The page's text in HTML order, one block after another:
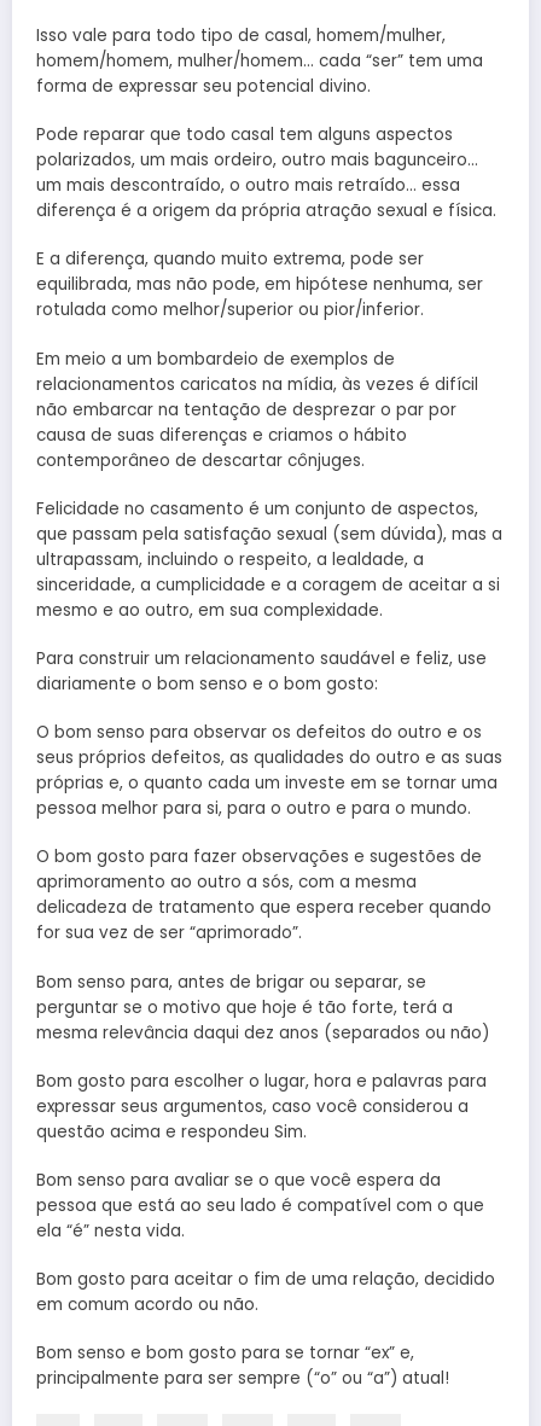
Isso vale para todo tipo de casal, homem/mulher,
homem/homem, mulher/homem… cada “ser” tem uma
forma de expressar seu potencial divino.
Pode reparar que todo casal tem alguns aspectos
polarizados, um mais ordeiro, outro mais bagunceiro…
um mais descontraído, o outro mais retraído… essa
diferença é a origem da própria atração sexual e física.
E a diferença, quando muito extrema, pode ser
equilibrada, mas não pode, em hipótese nenhuma, ser
rotulada como melhor/superior ou pior/inferior.
Em meio a um bombardeio de exemplos de
relacionamentos caricatos na mídia, às vezes é difícil
não embarcar na tentação de desprezar o par por
causa de suas diferenças e criamos o hábito
contemporâneo de descartar cônjuges.
Felicidade no casamento é um conjunto de aspectos,
que passam pela satisfação sexual (sem dúvida), mas a
ultrapassam, incluindo o respeito, a lealdade, a
sinceridade, a cumplicidade e a coragem de aceitar a si
mesmo e ao outro, em sua complexidade.
Para construir um relacionamento saudável e feliz, use
diariamente o bom senso e o bom gosto:
O bom senso para observar os defeitos do outro e os
seus próprios defeitos, as qualidades do outro e as suas
próprias e, o quanto cada um investe em se tornar uma
pessoa melhor para si, para o outro e para o mundo.
O bom gosto para fazer observações e sugestões de
aprimoramento ao outro a sós, com a mesma
delicadeza de tratamento que espera receber quando
for sua vez de ser “aprimorado”.
Bom senso para, antes de brigar ou separar, se
perguntar se o motivo que hoje é tão forte, terá a
mesma relevância daqui dez anos (separados ou não)
Bom gosto para escolher o lugar, hora e palavras para
expressar seus argumentos, caso você considerou a
questão acima e respondeu Sim.
Bom senso para avaliar se o que você espera da
pessoa que está ao seu lado é compatível com o que
ela “é” nesta vida.
Bom gosto para aceitar o fim de uma relação, decidido
em comum acordo ou não.
Bom senso e bom gosto para se tornar “ex” e,
principalmente para ser sempre (“o” ou “a”) atual!